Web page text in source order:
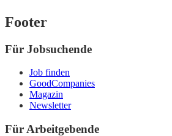
Footer
Für Jobsuchende
Job finden
GoodCompanies
Magazin
Newsletter
Für Arbeitgebende